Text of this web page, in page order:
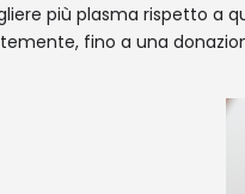
più plasma rispetto a
fino a una